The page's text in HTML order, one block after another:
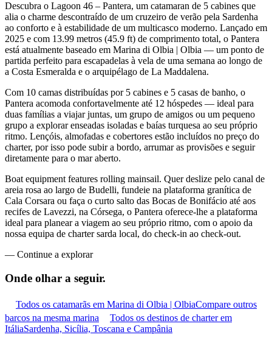
Descubra o Lagoon 46 – Pantera, um catamaran de 5 cabines que
alia o charme descontraído de um cruzeiro de verão pela Sardenha
ao conforto e à estabilidade de um multicasco moderno. Lançado em
2025 e com 13.99 metros (45.9 ft) de comprimento total, o Pantera
está atualmente baseado em Marina di Olbia | Olbia — um ponto de
partida perfeito para escapadelas à vela de uma semana ao longo de
a Costa Esmeralda e o arquipélago de La Maddalena.
Com 10 camas distribuídas por 5 cabines e 5 casas de banho, o
Pantera acomoda confortavelmente até 12 hóspedes — ideal para
duas famílias a viajar juntas, um grupo de amigos ou um pequeno
grupo a explorar enseadas isoladas e baías turquesa ao seu próprio
ritmo. Lençóis, almofadas e cobertores estão incluídos no preço do
charter, por isso pode subir a bordo, arrumar as provisões e seguir
diretamente para o mar aberto.
Boat equipment features rolling mainsail. Quer deslize pelo canal de
areia rosa ao largo de Budelli, fundeie na plataforma granítica de
Cala Corsara ou faça o curto salto das Bocas de Bonifácio até aos
recifes de Lavezzi, na Córsega, o Pantera oferece-lhe a plataforma
ideal para planear a viagem ao seu próprio ritmo, com o apoio da
nossa equipa de charter sarda local, do check-in ao check-out.
— Continue a explorar
Onde olhar a seguir.
Todos os catamarãs em Marina di Olbia | OlbiaCompare outros
barcos na mesma marina
Todos os destinos de charter em
ItáliaSardenha, Sicília, Toscana e Campânia